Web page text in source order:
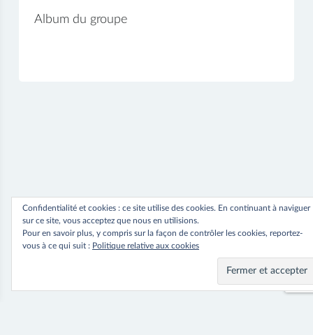
Album du groupe
Confidentialité et cookies : ce site utilise des cookies. En continuant à naviguer
sur ce site, vous acceptez que nous en utilisions.
Pour en savoir plus, y compris sur la façon de contrôler les cookies, reportez-
vous à ce qui suit : Politique relative aux cookies